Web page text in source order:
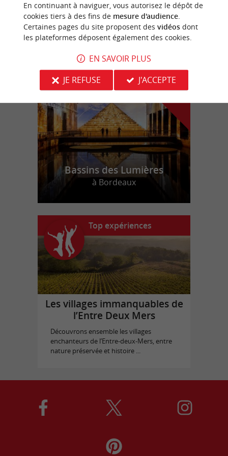
n
o
t
r
e
c
o
u
p
d
e
c
o
e
u
r
Bassins des Lumières
à Bordeaux
Top expériences
Les villages immanquables de
l’Entre Deux Mers
Découvrons ensemble les villages
enchanteurs de l’Entre-deux-Mers, entre
nature préservée et histoire ...
En continuant à naviguer, vous autorisez le dépôt de
cookies tiers à des fins de mesure d'audience.
Certaines pages du site proposent des vidéosdont
les plateformes déposent également des cookies.
EN SAVOIR PLUS
JE REFUSE
J'ACCEPTE